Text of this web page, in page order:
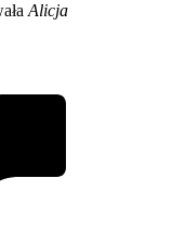
Alicja